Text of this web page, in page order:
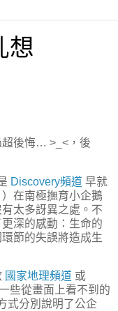
想
超後悔… >_<，後
Discovery頻道 早就
在南極撫育小企鵝
太多訝異之處。不
深的感動：生命的
節的失誤將造成生
國家地理頻道 或
些從畫面上看不到的
式分別說明了公企